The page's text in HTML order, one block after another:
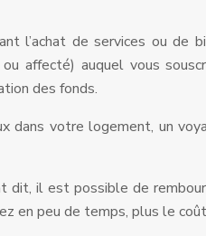
l’achat de services ou de
affecté) auquel vous
des fonds.
dans votre logement, un
il est possible de
en peu de temps, plus le